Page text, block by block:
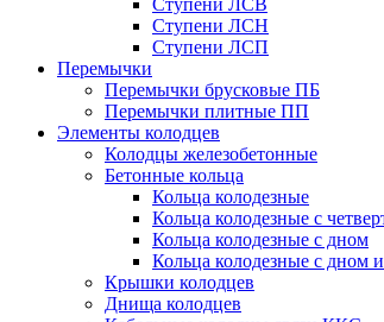
Ступени ЛСВ
Ступени ЛСН
Ступени ЛСП
Перемычки
Перемычки брусковые ПБ
Перемычки плитные ПП
Элементы колодцев
Колодцы железобетонные
Бетонные кольца
Кольца колодезные
Кольца колодезные с
Кольца колодезные с дном
Кольца колодезные с дном
Крышки колодцев
Днища колодцев